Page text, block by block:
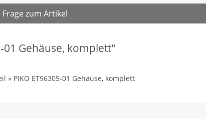
Frage zum Artikel
01 Gehäuse, komplett"
» PIKO ET96305-01 Gehäuse, komplett